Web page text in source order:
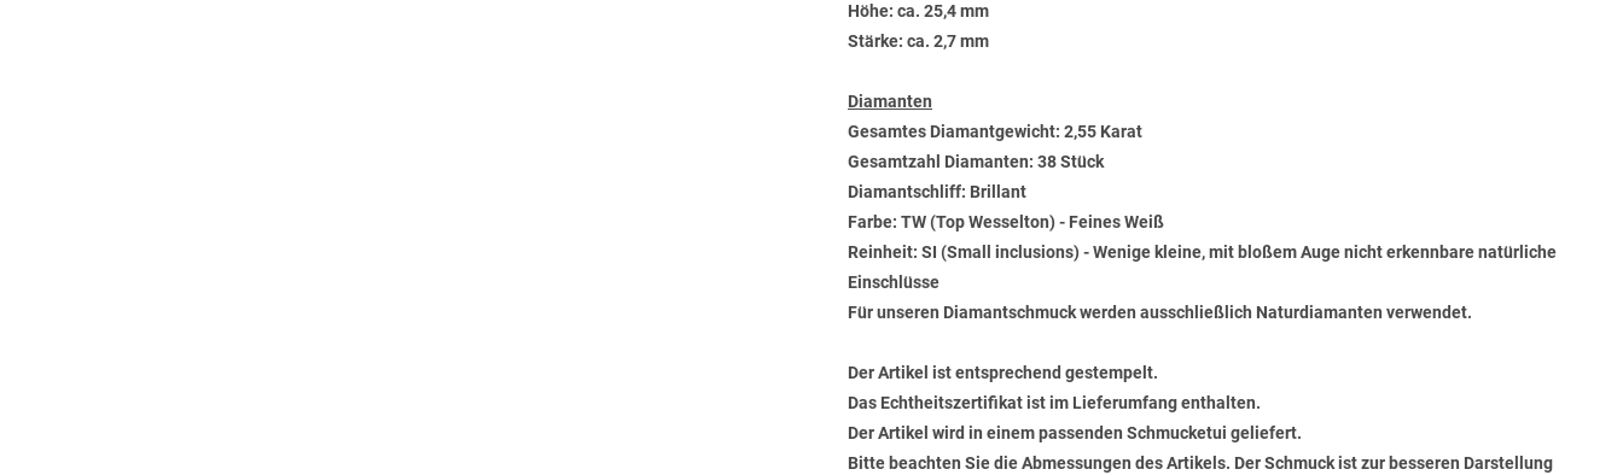
Höhe: ca. 25,4 mm
Stärke: ca. 2,7 mm
Diamanten
Gesamtes Diamantgewicht: 2,55 Karat
Gesamtzahl Diamanten: 38 Stück
Diamantschliff: Brillant
Farbe: TW (Top Wesselton) - Feines Weiß
Reinheit: SI (Small inclusions) - Wenige kleine, mit bloßem Auge nicht erkennbare natürliche
Einschlüsse
Für unseren Diamantschmuck werden ausschließlich Naturdiamanten verwendet.
Der Artikel ist entsprechend gestempelt.
Das Echtheitszertifikat ist im Lieferumfang enthalten.
Der Artikel wird in einem passenden Schmucketui geliefert.
Bitte beachten Sie die Abmessungen des Artikels. Der Schmuck ist zur besseren Darstellung